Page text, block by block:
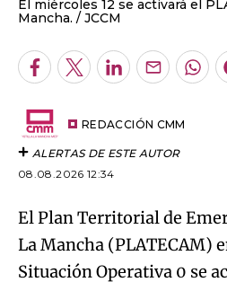
El miércoles 12 se activará el
Mancha.
JCCM
Facebook
TwitterLinkedInEnviar
REDACCIÓN CMM
ALERTAS DE ESTE AUTOR
08.08.2026 12:34
El PlanTerritorial de
La Mancha (PLATECAM)
Situación Operativa 0 se